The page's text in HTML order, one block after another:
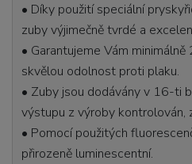
• Díky použití speciální
zuby výjimečně tvrdé a
• Garantujeme Vám
skvělou odolnost proti plaku.
• Zuby jsou dodávány v 16-ti
výstupu z výroby kontrolován,
• Pomocí použitých
přirozeně luminescentní.